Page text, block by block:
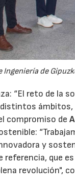
Ingeniería de
“El reto de la
ámbitos,
compromiso de
y
referencia, que
revolución",